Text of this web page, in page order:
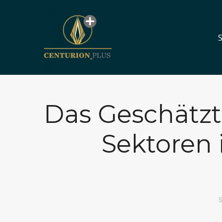
Das
Sektoren